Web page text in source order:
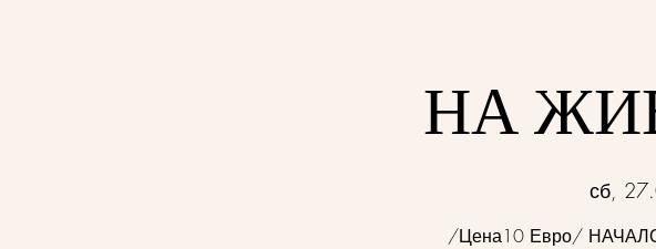
НА
сб,
/Цена10 Евро/ НАЧАЛО-